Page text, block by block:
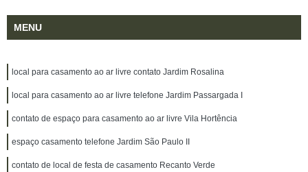
MENU
local para casamento ao ar livre contato Jardim Rosalina
local para casamento ao ar livre telefone Jardim Passargada I
contato de espaço para casamento ao ar livre Vila Hortência
espaço casamento telefone Jardim São Paulo II
contato de local de festa de casamento Recanto Verde